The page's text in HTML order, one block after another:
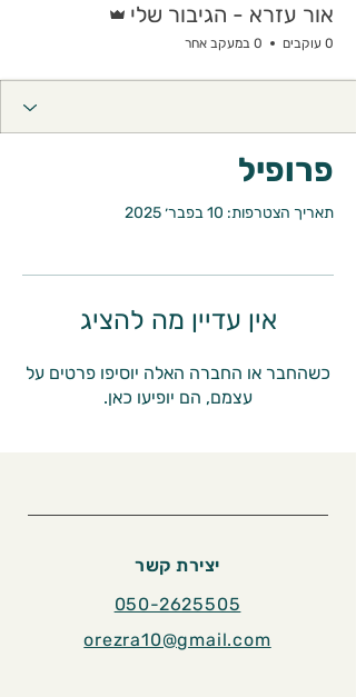
אור עזרא - הגיבור שלי
0 עוקבים 0 במעקב אחר
פרופיל
תאריך הצטרפות: 10 בפבר׳ 2025
אין עדיין מה להציג
כשהחבר או החברה האלה יוסיפו פרטים על
עצמם, הם יופיעו כאן.
יצירת קשר
050-2625505
orezra10@gmail.com